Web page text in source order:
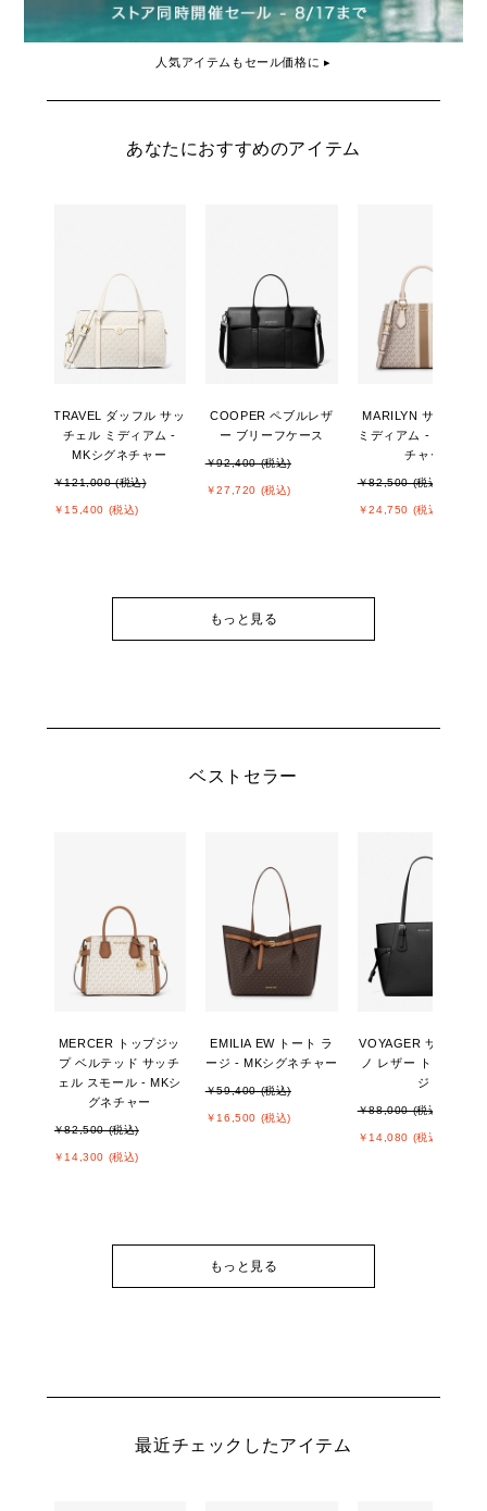
人気アイテムもセール価格に ▸
あなたにおすすめのアイテム
TRAVEL ダッフル サッ
チェル ミディアム -
MKシグネチャー
￥121,000 (税込)
￥15,400 (税込)
COOPER ペブルレザ
ー ブリーフケース
￥92,400 (税込)
￥27,720 (税込)
MARILYN サッチェル
ミディアム - MKシグ
チャー
￥82,500 (税込)
￥24,750 (税込)
もっと見る
ベストセラー
MERCER トップジッ
プ ベルテッド サッチ
ェル スモール - MKシ
グネチャー
￥82,500 (税込)
￥14,300 (税込)
EMILIA EW トート ラ
ージ - MKシグネチャー
￥59,400 (税込)
￥16,500 (税込)
VOYAGER サフィア
ノ レザー トート ラー
ジ
￥88,000 (税込)
￥14,080 (税込)
もっと見る
最近チェックしたアイテム